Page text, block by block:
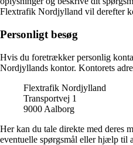
Flextrafik Nordjylland vil derefter
Personligt besøg
Hvis du foretrækker personlig
Nordjyllands kontor. Kontorets
Flextrafik Nordjylland
Transportvej 1
9000 Aalborg
Her kan du tale direkte med deres
eventuelle spørgsmål eller hjælp til